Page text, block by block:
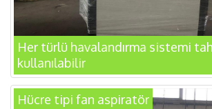
Her türlü havalandırma sistemi
kullanılabilir
Hücre tipi fan aspiratör